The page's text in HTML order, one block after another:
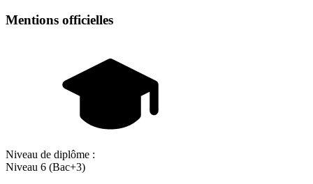
Mentions officielles
Niveau de diplôme :
Niveau 6 (Bac+3)